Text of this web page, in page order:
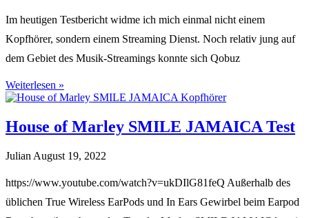
Im heutigen Testbericht widme ich mich einmal nicht einem
Kopfhörer, sondern einem Streaming Dienst. Noch relativ jung auf
dem Gebiet des Musik-Streamings konnte sich Qobuz
Weiterlesen »
House of Marley SMILE JAMAICA Test
Julian August 19, 2022
https://www.youtube.com/watch?v=ukDIlG81feQ Außerhalb des
üblichen True Wireless EarPods und In Ears Gewirbel beim Earpod